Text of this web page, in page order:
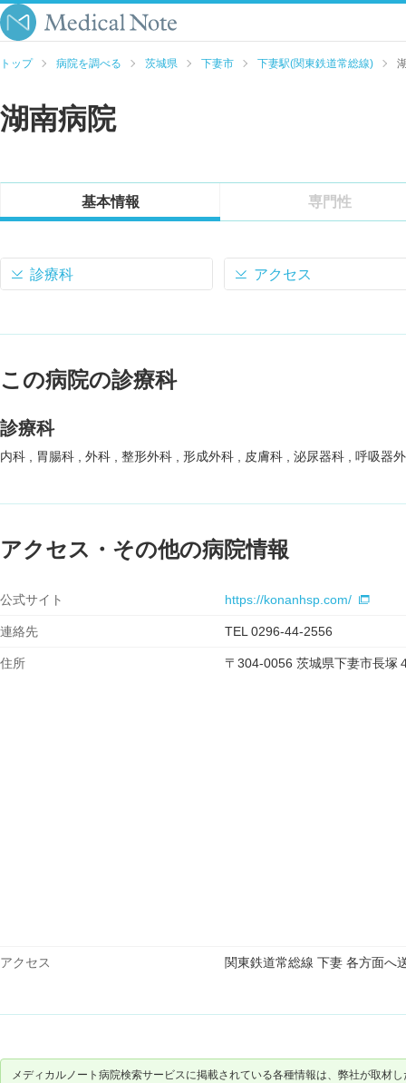
トップ 病院を調べる 茨城県 下妻市 下妻駅(関東鉄道常総線)
湖南病院
基本情報 専門性
診療科 アクセス
この病院の診療科
診療科
内科 胃腸科 外科 整形外科 形成外科 皮膚科 泌尿器科 呼吸器
アクセス・その他の病院情報
公式サイト https://konanhsp.com/
連絡先 TEL 0296-44-2556
住所 〒304-0056 茨城県下妻市長塚
アクセス 関東鉄道常総線 下妻 各方面へ
メディカルノート病院検索サービスに掲載されている各種情報は、弊社が取材